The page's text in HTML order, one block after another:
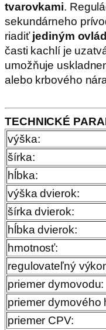
tvarovkami.
sekundárneho
riadiťjediným
časti kachlí je
umožňuje
alebo krbového
TECHNICKÉ
výška:
šírka:
hĺbka:
výška dvierok:
šírka dvierok:
hĺbka dvierok:
hmotnosť:
regulovateľný
priemer dymovodu:
priemer dymového
priemer CPV: